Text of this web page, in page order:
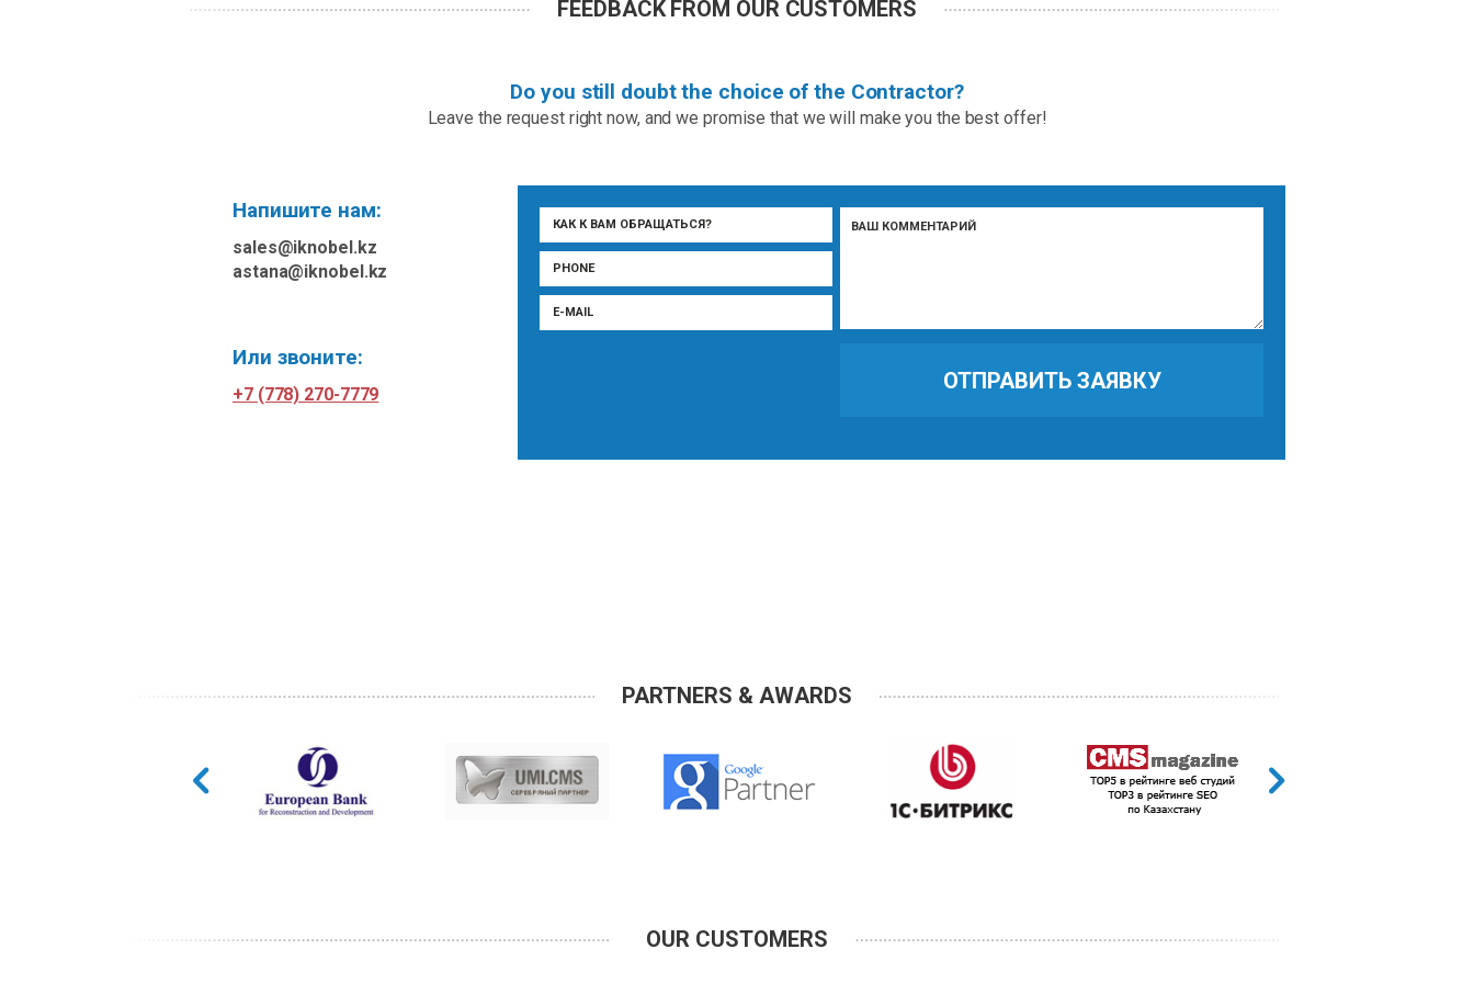
FEEDBACK FROM OUR CUSTOMERS
Do you still doubt the choice of the Contractor?
Leave the request right now, and we promise that we will make you the best offer!
Напишите нам:
sales@iknobel.kz
astana@iknobel.kz
Или звоните:
+7 (778) 270-7779
PARTNERS & AWARDS
OUR CUSTOMERS